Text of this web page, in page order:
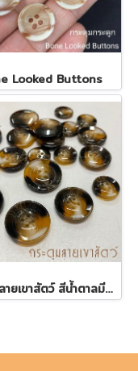
Looked Buttons
กระดุมลายเขาสัตว์ สีน้ำตาลมีหลายขนาด